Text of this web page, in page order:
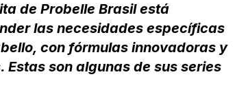
de Probelle Brasil está
las necesidades específicas
con fórmulas innovadoras y
Estas son algunas de sus series